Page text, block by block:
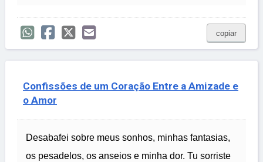
copiar
Confissões de um Coração Entre a Amizade e
o Amor
Desabafei sobre meus sonhos, minhas fantasias,
os pesadelos, os anseios e minha dor. Tu sorriste